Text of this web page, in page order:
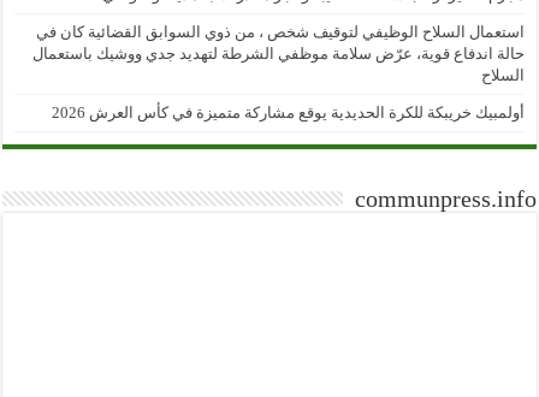
استعمال السلاح الوظيفي لتوقيف شخص ، من ذوي السوابق القضائية كان في
حالة اندفاع قوية، عرّض سلامة موظفي الشرطة لتهديد جدي ووشيك باستعمال
السلاح
أولمبيك خريبكة للكرة الحديدية يوقع مشاركة متميزة في كأس العرش 2026
communpress.info